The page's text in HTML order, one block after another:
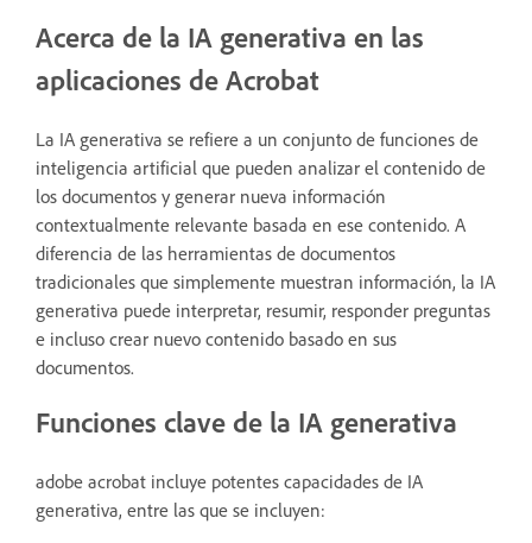
Acerca de la IA generativa en las
aplicaciones de Acrobat
La IA generativa se refiere a un conjunto de funciones de
inteligencia artificial que pueden analizar el contenido de
los documentos y generar nueva información
contextualmente relevante basada en ese contenido. A
diferencia de las herramientas de documentos
tradicionales que simplemente muestran información, la IA
generativa puede interpretar, resumir, responder preguntas
e incluso crear nuevo contenido basado en sus
documentos.
Funciones clave de la IA generativa
adobe acrobat incluye potentes capacidades de IA
generativa, entre las que se incluyen: